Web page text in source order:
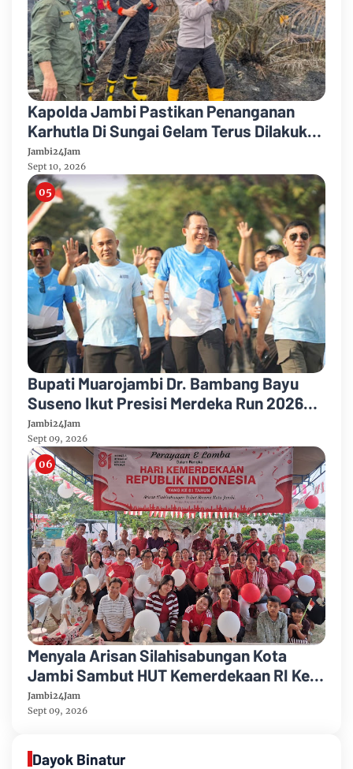
Kapolda Jambi Pastikan Penanganan
Karhutla Di Sungai Gelam Terus Dilakukan
Sinergi Diperkuat
Jambi24Jam
Sept 10, 2026
Bupati Muarojambi Dr. Bambang Bayu
Suseno Ikut Presisi Merdeka Run 2026
Ajak Warga Hidup Sehat
Jambi24Jam
Sept 09, 2026
Menyala Arisan Silahisabungan Kota
Jambi Sambut HUT Kemerdekaan RI Ke
81 Gelar Berbagai Perlombaan
Jambi24Jam
Sept 09, 2026
Dayok Binatur